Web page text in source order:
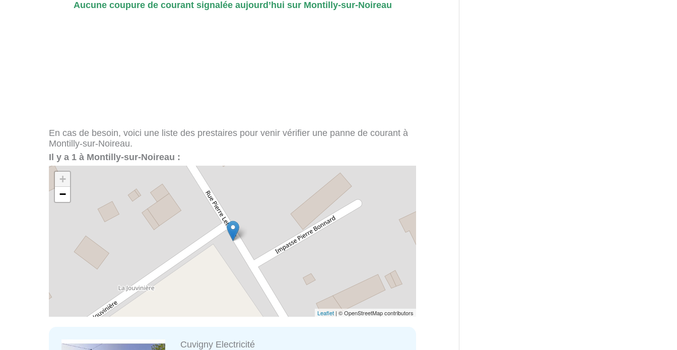
Aucune coupure de courant signalée aujourd’hui sur Montilly-sur-Noireau
En cas de besoin, voici une liste des prestaires pour venir vérifier une panne de courant à
Montilly-sur-Noireau.
Il y a 1 à Montilly-sur-Noireau :
+
−
Leaflet | © OpenStreetMap contributors
Cuvigny Electricité